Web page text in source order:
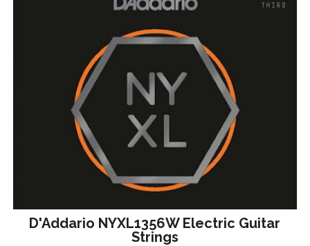
D'Addario NYXL1356W Electric Guitar
Strings